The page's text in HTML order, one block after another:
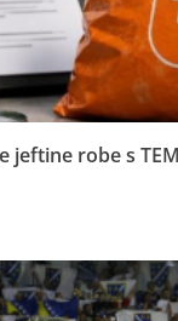
jeftine robe s